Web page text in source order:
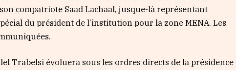
compatriote Saad Lachaal, jusque-là représentant
du président de l’institution pour la zone MENA. Les
Trabelsi évoluera sous les ordres directs de la présidence